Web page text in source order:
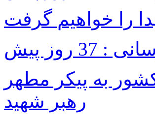
را خواهیم گرفت
37 روز پیش
به پیکر مطهر
رهبر شهید